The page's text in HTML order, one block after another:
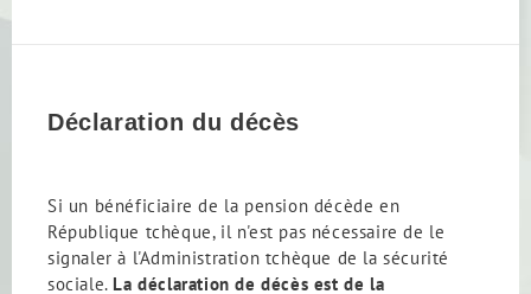
Déclaration du décès
Si un bénéficiaire de la pension décède en
République tchèque, il n'est pas nécessaire de le
signaler à l'Administration tchèque de la sécurité
sociale. La déclaration de décès est de la